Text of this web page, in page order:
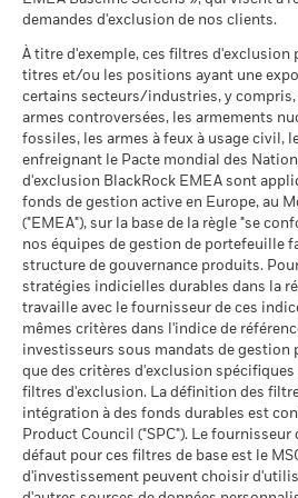
Le rendement de votre
diminuer en raison des fluctuations
investissement est effectué dans une
utilisée dans le calcul des
Blackrock
Favorable
Rendement
Le scénario de tension montre ce
dans des situations de marché
au -
MSCI - Charbon thermique
au -
MSCI - Sables bitumineux
au -
Données sur la
participation aux secteurs
d'activité
au -
Pourcentage des avoirs du
fonds à l'égard desquels
des données ne sont pas
disponibles
au -
L'exposition de BlackRock aux
est indiquée ci-dessus, pour le
sables bitumineux, est calculée et
BlackRock Index
- Supplement (French -
Sustainability related
AGG (en)
Voir tous les documents
demandes d'exclusion de nos clients.
À titre d'exemple, ces filtres d'exclusion
titres et/ou les positions ayant une
certains secteurs/industries, y compris,
armes controversées, les armements
fossiles, les armes à feux à usage civil,
enfreignant le Pacte mondial des
d'exclusion BlackRock EMEA sont
fonds de gestion active en Europe, au
("EMEA"), sur la base de la règle "se
nos équipes de gestion de portefeuille
structure de gouvernance produits.
stratégies indicielles durables dans la
travaille avec le fournisseur de ces
mêmes critères dans l'indice de
investisseurs sous mandats de gestion
que des critères d'exclusion
filtres d'exclusion. La définition des
intégration à des fonds durables est
Product Council ("SPC"). Le fournisseur
défaut pour ces filtres de base est le
d'investissement peuvent choisir